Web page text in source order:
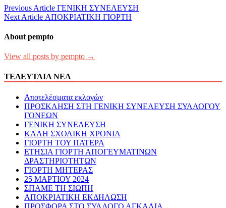
Previous Article ΓΕΝΙΚΗ ΣΥΝΕΛΕΥΣΗ
Next Article ΑΠΟΚΡΙΑΤΙΚΗ ΓΙΟΡΤΗ
About pempto
View all posts by pempto →
ΤΕΛΕΥΤΑΙΑ ΝΕΑ
Αποτελέσματα εκλογών
ΠΡΟΣΚΛΗΣΗ ΣΤΗ ΓΕΝΙΚΗ ΣΥΝΕΛΕΥΣΗ ΣΥΛΛΟΓΟΥ
ΓΟΝΕΩΝ
ΓΕΝΙΚΗ ΣΥΝΕΛΕΥΣΗ
ΚΑΛΗ ΣΧΟΛΙΚΗ ΧΡΟΝΙΑ
ΓΙΟΡΤΗ ΤΟΥ ΠΑΤΕΡΑ
ΕΤΗΣΙΑ ΓΙΟΡΤΗ ΑΠΟΓΕΥΜΑΤΙΝΩΝ
ΔΡΑΣΤΗΡΙΟΤΗΤΩΝ
ΓΙΟΡΤΗ ΜΗΤΕΡΑΣ
25 ΜΑΡΤΙΟΥ 2024
ΣΠΑΜΕ ΤΗ ΣΙΩΠΗ
ΑΠΟΚΡΙΑΤΙΚΗ ΕΚΔΗΛΩΣΗ
ΠΡΟΣΦΟΡΑ ΣΤΟ ΣΥΛΛΟΓΟ ΑΓΚΑΛΙΑ